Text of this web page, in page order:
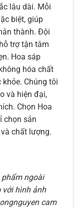
lâu dài. Mỗi
biệt, giúp
thành. Đội
trợ tận tâm
Hoa sáp
hóa chất
Chúng tôi
và hiện đại,
Chọn Hoa
chọn sản
chất lượng.
ngoài
với hình ảnh
cam